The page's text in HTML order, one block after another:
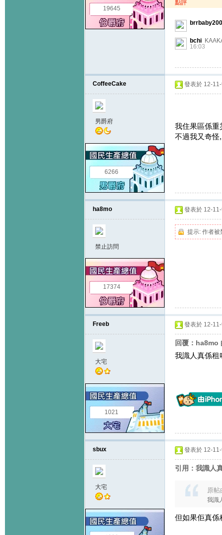
19645
點評
bchi
16:03
CoffeeCake
男爵府
6266
發表於 12-
我住果區係重
不過我又奇怪
ha8mo
禁止訪問
17374
發表於 12-
提示: 作者被
Freeb
大宅
1021
發表於 12-
回覆：ha8mo
我識人真係租
sbux
大宅
發表於 12-
引用：我識人
原
我識
但如果佢真係